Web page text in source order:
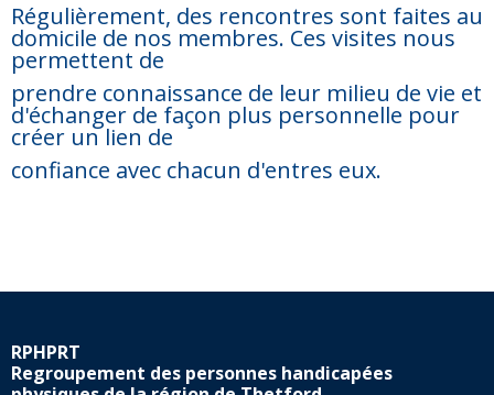
Régulièrement, des rencontres sont faites au
domicile de nos membres. Ces visites nous
permettent de
prendre connaissance de leur milieu de vie et
d'échanger de façon plus personnelle pour
créer un lien de
confiance avec chacun d'entres eux.
RPHPRT
Regroupement des personnes handicapées